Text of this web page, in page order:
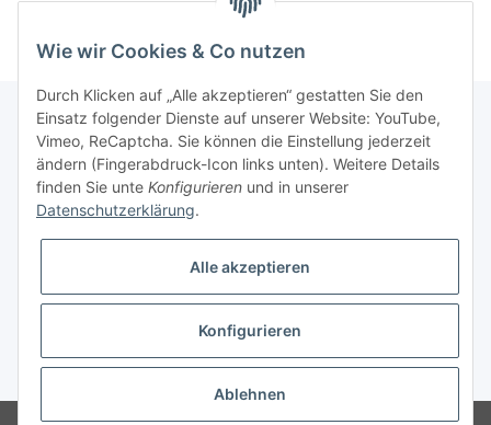
Informationen
Gesetzliche Informationen
* Alle Preise inkl. gesetzlicher USt., zzgl.Versand
Wie wir Cookies & Co nutzen
Durch Klicken auf „Alle akzeptieren“ gestatten Sie den
Einsatz folgender Dienste auf unserer Website: YouTube,
Vimeo, ReCaptcha. Sie können die Einstellung jederzeit
ändern (Fingerabdruck-Icon links unten). Weitere Details
finden Sie unte Konfigurieren und in unserer
Datenschutzerklärung.
Alle akzeptieren
Konfigurieren
Ablehnen